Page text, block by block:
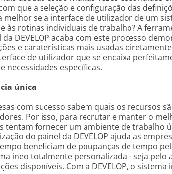
que a seleção e configuração das
melhor se a interface de utilizador de um
às rotinas individuais de trabalho? A
da DEVELOP acaba com este processo
e caraterísticas mais usadas
de utilizador que se encaixa
necessidades específicas.
única
com sucesso sabem quais os recursos
Por isso, para recrutar e manter o
tentam fornecer um ambiente de trabalho
do painel da DEVELOP ajuda as
beneficiam de poupanças de tempo
ineo totalmente personalizada - seja pelo
disponíveis. Com a DEVELOP, o sistema